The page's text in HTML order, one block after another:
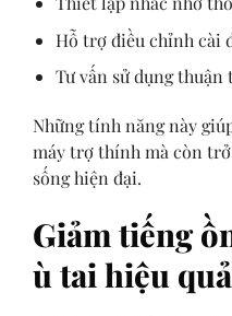
Hỗ trợ điều chỉnh cài
Tư vấn sử dụng thuận
Những tính năng này
máy trợ thính mà còn
sống hiện đại.
Giảm tiếng
ù tai hiệu quả